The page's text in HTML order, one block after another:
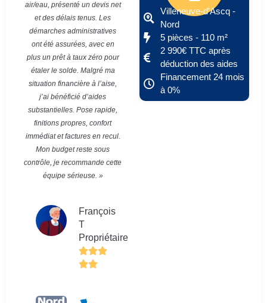
air/eau, présenté un devis net
et des délais tenus. Les
démarches administratives
ont été assurées, avec en
plus un prêt à taux zéro pour
étaler le solde. Malgré ma
situation financière à l’aise,
j’ai bénéficié d’aides
substantielles. Pose rapide,
finitions propres, confort
immédiat et factures en recul.
Mon budget reste sous
contrôle, je recommande cette
équipe sérieuse. »
François
T
Propriétaire
Villeneuve-d'Ascq -
Nord
5 pièces - 110 m²
2 990€ TTC après
déduction des aides
Financement 24 mois
à 0%